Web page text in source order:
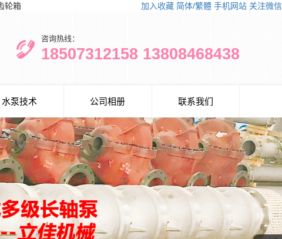
轮箱 加入收藏 简体/繁體 手机网站 关注微信
咨询热线：
18507312158 13808468438
水泵技术 公司相册 联系我们